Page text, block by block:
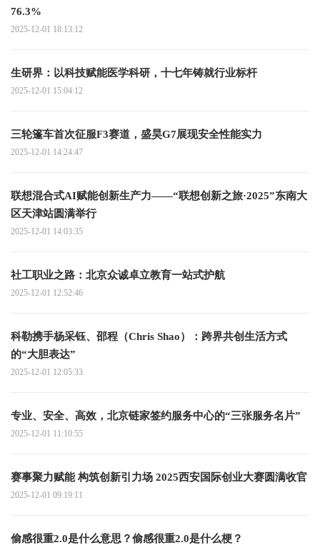
76.3%
2025-12-01 18:13:12
生研界：以科技赋能医学科研，十七年铸就行业标杆
2025-12-01 15:04:12
三轮篷车首次征服F3赛道，盛昊G7展现安全性能实力
2025-12-01 14:24:47
联想混合式AI赋能创新生产力——“联想创新之旅·2025”东南大
区天津站圆满举行
2025-12-01 14:03:35
社工职业之路：北京众诚卓立教育一站式护航
2025-12-01 12:52:46
科勒携手杨采钰、邵程（Chris Shao）：跨界共创生活方式
的“大胆表达”
2025-12-01 12:05:33
专业、安全、高效，北京链家签约服务中心的“三张服务名片”
2025-12-01 11:10:55
赛事聚力赋能 构筑创新引力场 2025西安国际创业大赛圆满收官
2025-12-01 09:19:11
偷感很重2.0是什么意思？偷感很重2.0是什么梗？